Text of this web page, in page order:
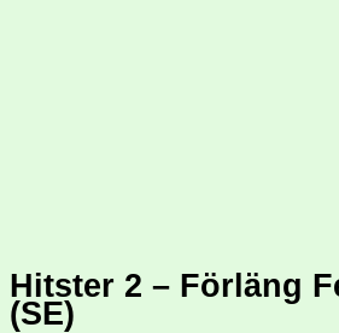
Hitster 2 – Förläng
(SE)